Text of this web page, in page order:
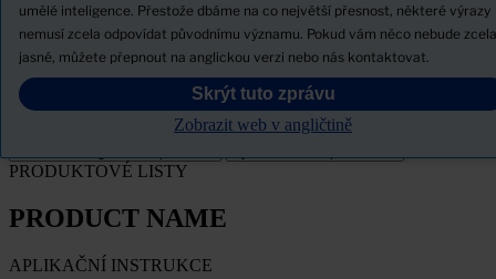
umělé inteligence. Přestože dbáme na co největší přesnost, některé výrazy
nemusí zcela odpovídat původnímu významu. Pokud vám něco nebude zcela
jasné, můžete přepnout na anglickou verzi nebo nás kontaktovat.
Skrýt tuto zprávu
Zobrazit web v angličtině
Stáhněte si bezpečnostní list
PRODUCT NAME
PRODUKTOVÉ LISTY
PRODUCT NAME
APLIKAČNÍ INSTRUKCE